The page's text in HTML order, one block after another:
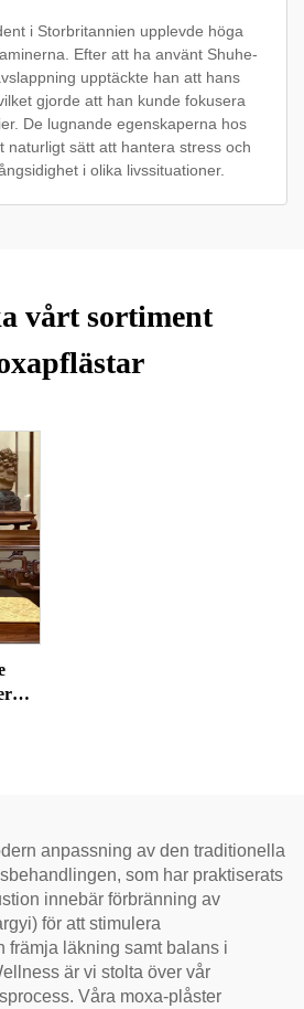
i Storbritannien upplevde höga
Efter att ha använt Shuhe-
upptäckte han att hans
gjorde att han kunde fokusera
De lugnande egenskaperna hos
naturligt sätt att hantera stress och
i olika livssituationer.
vårt sortiment
anpassning av den traditionella
som har praktiserats
innebär förbränning av
för att stimulera
främja läkning samt balans i
är vi stolta över vår
Våra moxa-plåster